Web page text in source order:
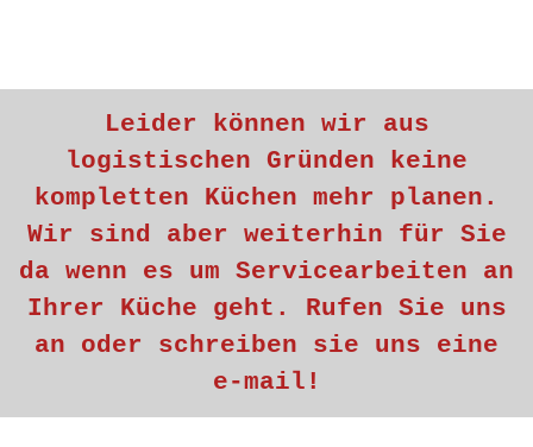
Leider können wir aus
logistischen Gründen keine
kompletten Küchen mehr planen.
Wir sind aber weiterhin für Sie
da wenn es um Servicearbeiten an
Ihrer Küche geht. Rufen Sie uns
an oder schreiben sie uns eine
e-mail!